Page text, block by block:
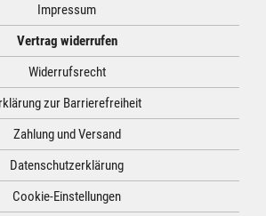
Impressum
Vertrag widerrufen
Widerrufsrecht
zur Barrierefreiheit
Zahlung und Versand
Datenschutzerklärung
Cookie-Einstellungen